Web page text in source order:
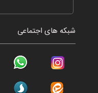
شبکه های اجتماعی